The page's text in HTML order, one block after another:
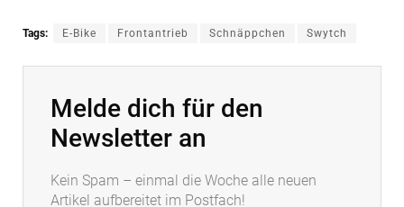
Tags: E-Bike Frontantrieb Schnäppchen Swytch
Melde dich für den
Newsletter an
Kein Spam – einmal die Woche alle neuen
Artikel aufbereitet im Postfach!